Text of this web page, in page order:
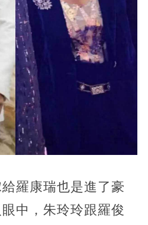
羅康瑞也是進了豪
中，朱玲玲跟羅俊